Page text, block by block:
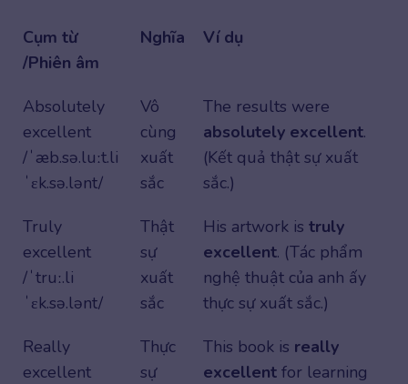
Cụm từ
/Phiên âm
Nghĩa Ví dụ
Absolutely
excellent
/ˈæb.sə.luːt.li
ˈɛk.sə.lənt/
Vô
cùng
xuất
sắc
The results were
absolutely excellent.
(Kết quả thật sự xuất
sắc.)
Truly
excellent
/ˈtruː.li
ˈɛk.sə.lənt/
Thật
sự
xuất
sắc
His artwork is truly
excellent. (Tác phẩm
nghệ thuật của anh ấy
thực sự xuất sắc.)
Really
excellent
Thực
sự
This book is really
excellent for learning